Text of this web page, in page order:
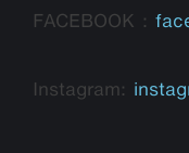
FACEBOOK :
Instagram: